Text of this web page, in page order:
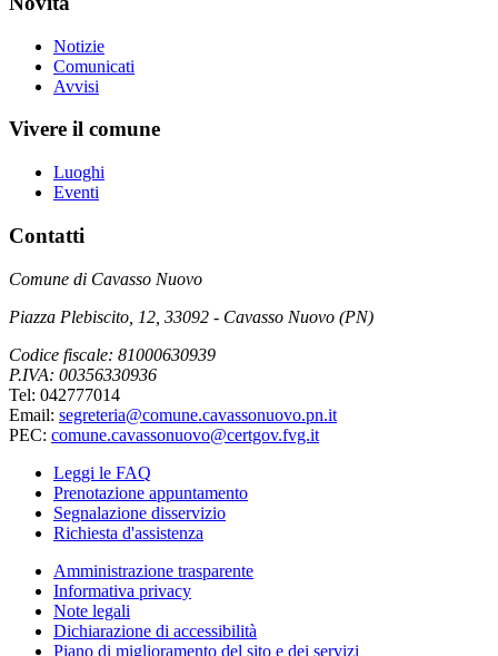
Notizie
Comunicati
Avvisi
Vivere il comune
Luoghi
Eventi
Contatti
Comune di Cavasso Nuovo
Piazza Plebiscito, 12, 33092 - Cavasso Nuovo (PN)
Codice fiscale: 81000630939
P.IVA: 00356330936
Tel: 042777014
Email: segreteria@comune.cavassonuovo.pn.it
PEC: comune.cavassonuovo@certgov.fvg.it
Leggi le FAQ
Prenotazione appuntamento
Segnalazione disservizio
Richiesta d'assistenza
Amministrazione trasparente
Informativa privacy
Note legali
Dichiarazione di accessibilità
Piano di miglioramento del sito e dei servizi